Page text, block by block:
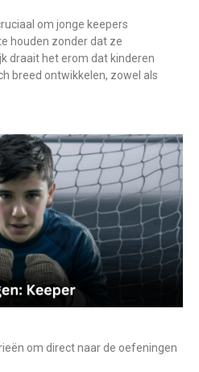
om jonge keepers
houden zonder dat ze
draait het erom dat kinderen
breed ontwikkelen, zowel als
om direct naar de oefeningen